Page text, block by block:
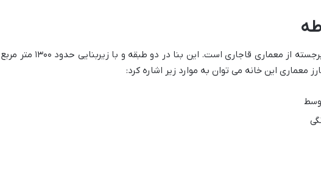
معماری خانه مشروطه نمونه ای برجسته از معماری قاجاری است. این بنا در دو طبقه و با زیربنایی حدود ۱۳۰۰ متر مربع
معماری این خانه می توان به موارد زیر اشاره کرد:
وسط